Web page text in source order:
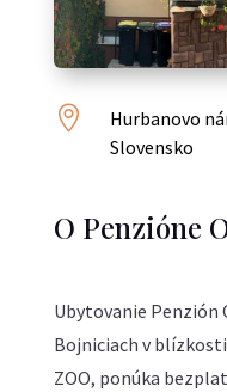

Hurbanovo
Slovensko
O Penzióne
Ubytovanie Penzión
Bojniciach v
ZOO, ponúka